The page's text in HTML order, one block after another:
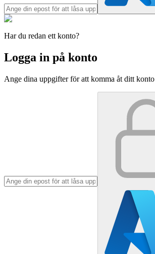
Har du redan ett konto?
Logga in på konto
Ange dina uppgifter för att komma åt ditt konto